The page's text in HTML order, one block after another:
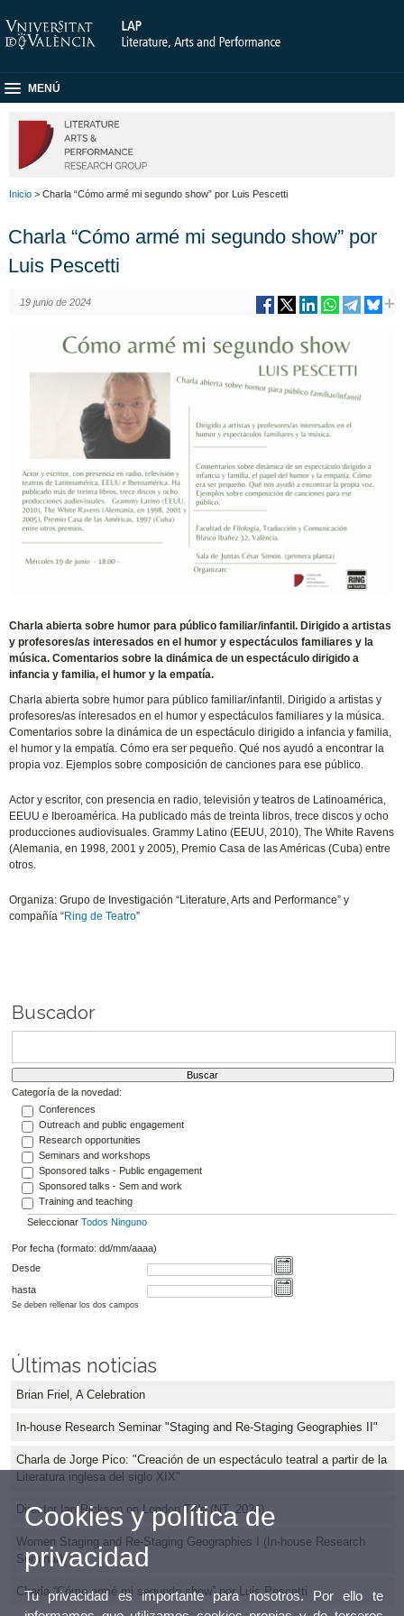
MENÚ
Inicio > Charla “Cómo armé mi segundo show” por Luis Pescetti
Charla “Cómo armé mi segundo show” por
Luis Pescetti
19 junio de 2024
Charla abierta sobre humor para público familiar/infantil. Dirigido a artistas
y profesores/as interesados en el humor y espectáculos familiares y la
música. Comentarios sobre la dinámica de un espectáculo dirigido a
infancia y familia, el humor y la empatía.
Charla abierta sobre humor para público familiar/infantil. Dirigido a artistas y
profesores/as interesados en el humor y espectáculos familiares y la música.
Comentarios sobre la dinámica de un espectáculo dirigido a infancia y familia,
el humor y la empatía. Cómo era ser pequeño. Qué nos ayudó a encontrar la
propia voz. Ejemplos sobre composición de canciones para ese público.
Actor y escritor, con presencia en radio, televisión y teatros de Latinoamérica,
EEUU e Iberoamérica. Ha publicado más de treinta libros, trece discos y ocho
producciones audiovisuales. Grammy Latino (EEUU, 2010), The White Ravens
(Alemania, en 1998, 2001 y 2005), Premio Casa de las Américas (Cuba) entre
otros.
Organiza: Grupo de Investigación “Literature, Arts and Performance” y
compañía “Ring de Teatro”
Buscador
Categoría de la novedad:
Conferences
Outreach and public engagement
Research opportunities
Seminars and workshops
Sponsored talks - Public engagement
Sponsored talks - Sem and work
Training and teaching
Seleccionar Todos Ninguno
Por fecha (formato: dd/mm/aaaa)
Desde
hasta
Se deben rellenar los dos campos
Últimas noticias
Brian Friel, A Celebration
In-house Research Seminar "Staging and Re-Staging Geographies II"
Charla de Jorge Pico: "Creación de un espectáculo teatral a partir de la
Literatura inglesa del siglo XIX"
Director Ian Rickson on London Tide (NT, 2024)
Women Staging and Re-Staging Geographies I (In-house Research
Seminar)
Charla “Cómo armé mi segundo show” por Luis Pescetti
Cookies y política de
privacidad
Tu privacidad es importante para nosotros. Por ello te